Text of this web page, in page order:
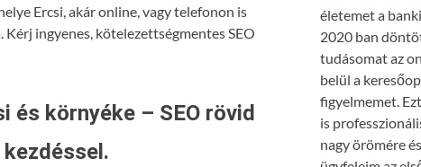
Ercsi, akár online, vagy telefonon is
ingyenes, kötelezettségmentes SEO
és környéke – SEO rövid
életemet a
2020 ban
tudásomat az
belül a
figyelmemet.
is
nagy örömére